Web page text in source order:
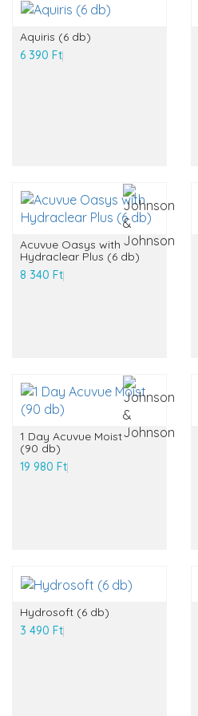
Aquiris (6 db)
6 390 Ft
Acuvue Oasys with
Hydraclear Plus (6 db)
8 340 Ft
1 Day Acuvue Moist
(90 db)
19 980 Ft
Hydrosoft (6 db)
3 490 Ft